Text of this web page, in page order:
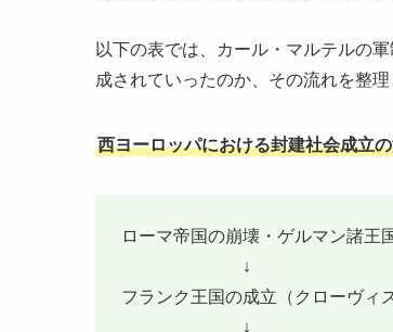
以下の表では、カール・マルテルの
成されていったのか、その流れを整理
西ヨーロッパにおける封建社会成立
ローマ帝国の崩壊・ゲルマン諸王
↓
フランク王国の成立（クローヴィス
↓